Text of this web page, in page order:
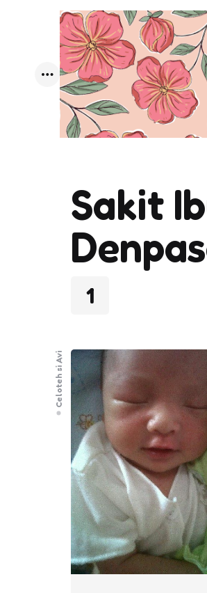
Menu
1
Sakit
Celoteh si Avi